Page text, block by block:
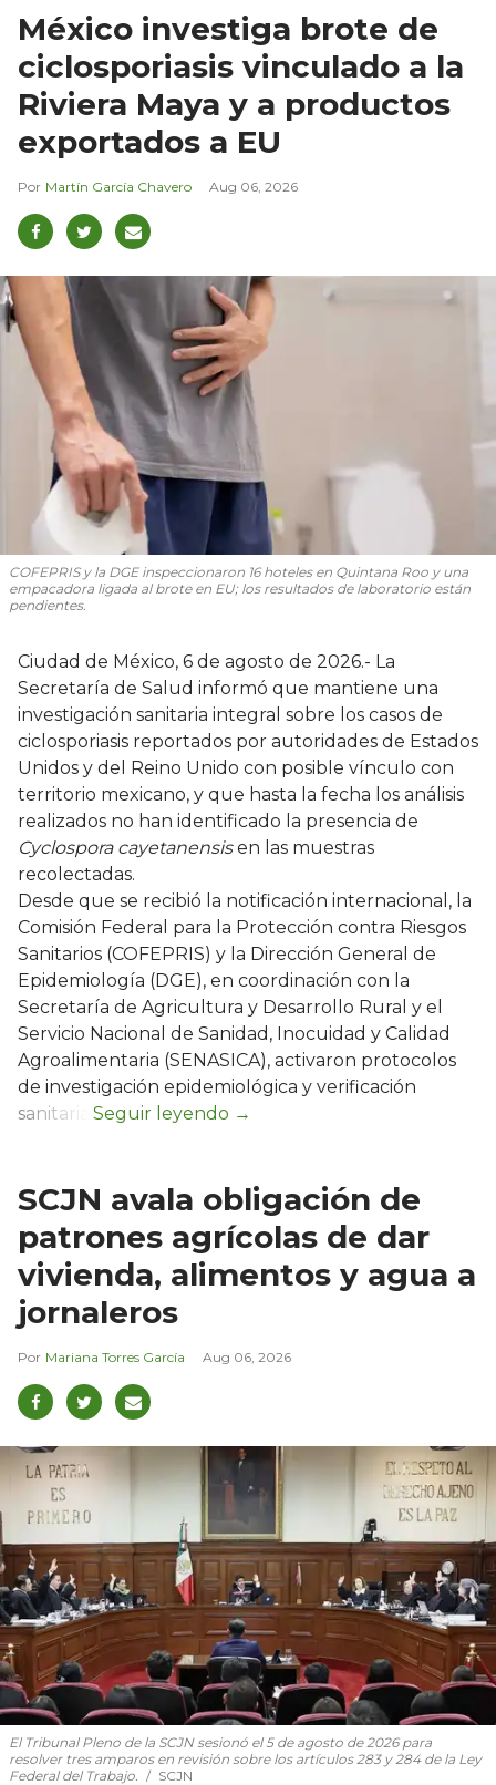
México investiga brote de
ciclosporiasis vinculado a la
Riviera Maya y a productos
exportados a EU
Martín García Chavero Aug 06, 2026
COFEPRIS y la DGE inspeccionaron 16 hoteles en Quintana Roo y una
empacadora ligada al brote en EU; los resultados de laboratorio están
pendientes.
Ciudad de México, 6 de agosto de 2026.- La
Secretaría de Salud informó que mantiene una
investigación sanitaria integral sobre los casos de
ciclosporiasis reportados por autoridades de Estados
Unidos y del Reino Unido con posible vínculo con
territorio mexicano, y que hasta la fecha los análisis
realizados no han identificado la presencia de
Cyclospora cayetanensisen las muestras
recolectadas.
Desde que se recibió la notificación internacional, la
Comisión Federal para la Protección contra Riesgos
Sanitarios (COFEPRIS) y la Dirección General de
Epidemiología (DGE), en coordinación con la
Secretaría de Agricultura y Desarrollo Rural y el
Servicio Nacional de Sanidad, Inocuidad y Calidad
Agroalimentaria (SENASICA), activaron protocolos
de investigación epidemiológica y verificación
sanitaria.
SCJN avala obligación de
patrones agrícolas de dar
vivienda, alimentos y agua a
jornaleros
Mariana Torres García Aug 06, 2026
El Tribunal Pleno de la SCJN sesionó el 5 de agosto de 2026 para
resolver tres amparos en revisión sobre los artículos 283 y 284 de la Ley
Federal del Trabajo.
SCJN